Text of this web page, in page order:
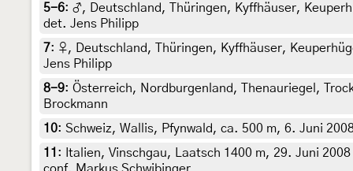
5-6: ♂, Deutschland, Thüringen, Kyffhäuser,
det. Jens Philipp
7: ♀, Deutschland, Thüringen, Kyffhäuser,
Jens Philipp
8-9: Österreich, Nordburgenland, Thenauriegel,
Brockmann
10: Schweiz, Wallis, Pfynwald, ca. 500 m, 6. Juni
11 :
Italien, Vinschgau, Laatsch 1400 m, 29. Juni
conf. Markus Schwibinger